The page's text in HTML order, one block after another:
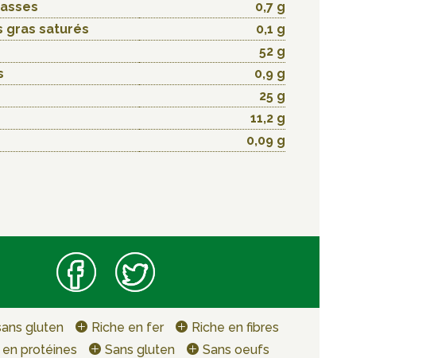
0,7 g
gras saturés
0,1 g
52 g
0,9 g
25 g
11,2 g
0,09 g
gluten Riche en fer
Riche en fibres
en protéines
Sans gluten
Sans oeufs